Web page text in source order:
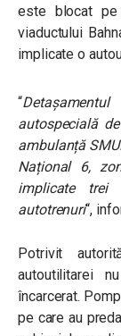
este blocat pe
viaductului
implicate o
“
autospecială
ambulanță
Național 6,
implicate trei
autotrenuri“,
Potrivit
autoutilitarei
încarcerat.
pe care au